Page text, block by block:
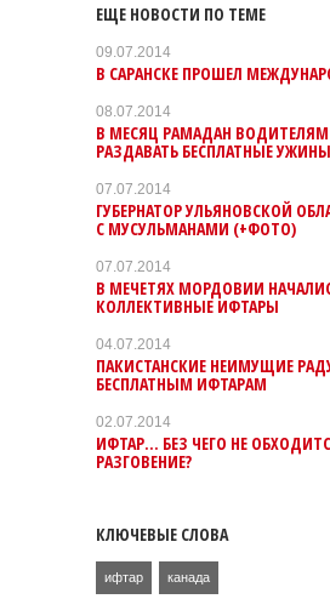
ЕЩЕ НОВОСТИ ПО ТЕМЕ
09.07.2014
В САРАНСКЕ ПРОШЕЛ
08.07.2014
В МЕСЯЦ РАМАДАН ВОДИТЕЛЯМ
РАЗДАВАТЬ БЕСПЛАТНЫЕ УЖИНЫ
07.07.2014
ГУБЕРНАТОР УЛЬЯНОВСКОЙ
С МУСУЛЬМАНАМИ (+ФОТО)
07.07.2014
В МЕЧЕТЯХ МОРДОВИИ
КОЛЛЕКТИВНЫЕ ИФТАРЫ
04.07.2014
ПАКИСТАНСКИЕ НЕИМУЩИЕ
БЕСПЛАТНЫМ ИФТАРАМ
02.07.2014
ИФТАР... БЕЗ ЧЕГО НЕ
РАЗГОВЕНИЕ?
КЛЮЧЕВЫЕ СЛОВА
ифтар канада